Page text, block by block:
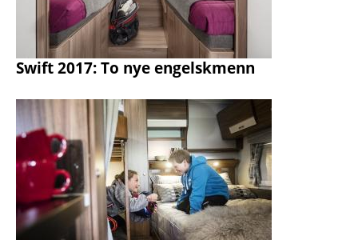
Swift 2017: To nye engelskmenn